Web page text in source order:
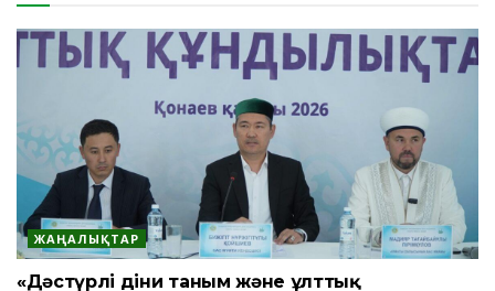
ЖАҢАЛЫҚТАР
«Дәстүрлі діни таным және ұлттық